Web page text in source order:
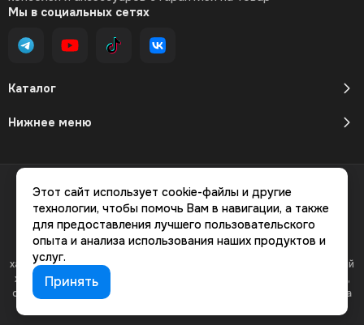
Каталог
Нижнее меню
Мы в социальных сетях
2026 © GameStock Магазин видеоигр. Карта сайта
Вся представленная на сайте информация, касающаяся
характеристик, стоимости товаров и услуг, носит информационный
характер и ни при каких условиях не является публичной офертой,
определяемой положениями Статьи 437(2) Гражданского кодекса
Этот сайт использует cookie-файлы и другие
технологии, чтобы помочь Вам в навигации, а также
для предоставления лучшего пользовательского
опыта и анализа использования наших продуктов и
услуг.
Принять